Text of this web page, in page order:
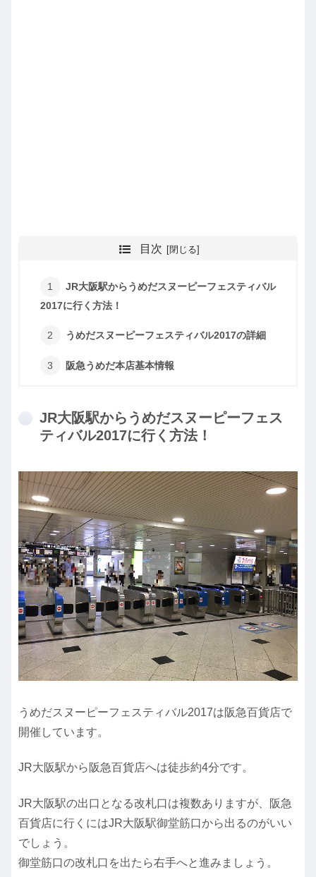
目次
JR大阪駅からうめだスヌーピーフェスティバル
2017に行く方法！
うめだスヌーピーフェスティバル2017の詳細
阪急うめだ本店基本情報
JR大阪駅からうめだスヌーピーフェス
ティバル2017に行く方法！
うめだスヌーピーフェスティバル2017は阪急百貨店で
開催しています。
JR大阪駅から阪急百貨店へは徒歩約4分です。
JR大阪駅の出口となる改札口は複数ありますが、阪急
百貨店に行くにはJR大阪駅御堂筋口から出るのがいい
でしょう。
御堂筋口の改札口を出たら右手へと進みましょう。